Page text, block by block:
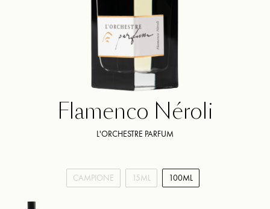
Flamenco Néroli
L'ORCHESTRE PARFUM
CAMPIONE 15ML 100ML